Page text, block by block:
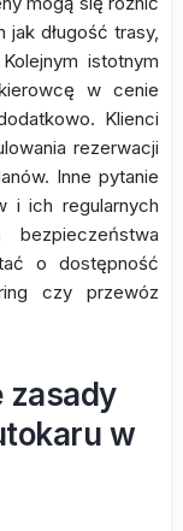
długość trasy,
istotnym
w cenie
Klienci
rezerwacji
Inne pytanie
i ich regularnych
o dostępność
czy przewóz
zasady
w